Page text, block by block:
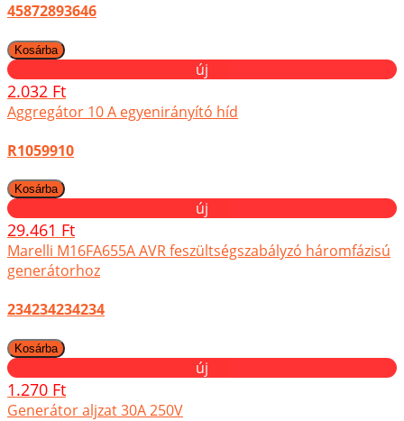
45872893646
új
2.032 Ft
Aggregátor 10 A egyenirányító híd
R1059910
új
29.461 Ft
Marelli M16FA655A AVR feszültségszabályzó háromfázisú
generátorhoz
234234234234
új
1.270 Ft
Generátor aljzat 30A 250V